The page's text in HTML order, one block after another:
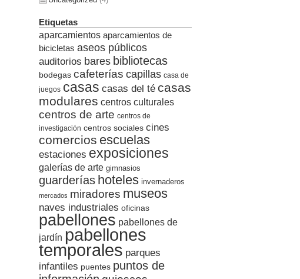
Etiquetas
aparcamientos aparcamientos de
bicicletas aseos públicos
auditorios bares bibliotecas
bodegas cafeterías capillas casa de
juegos casas casas del té casas
modulares centros culturales
centros de arte centros de
investigación centros sociales cines
comercios escuelas
estaciones exposiciones
galerías de arte gimnasios
guarderías hoteles invernaderos
mercados miradores museos
naves industriales oficinas
pabellones pabellones de
jardín pabellones
temporales parques
infantiles puentes puntos de